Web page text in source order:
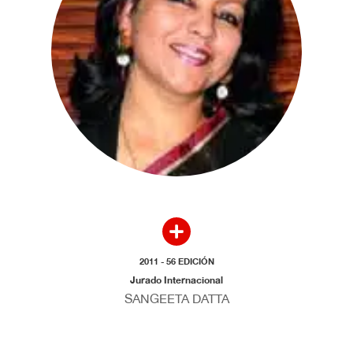
2011 - 56 EDICIÓN
Jurado Internacional
SANGEETA DATTA